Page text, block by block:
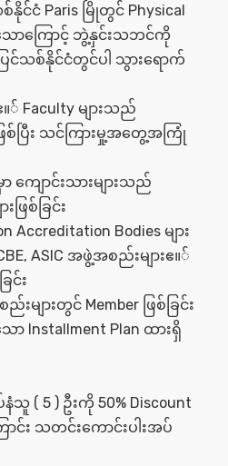
နိုင်ငံ Paris မြိုတွင် Physical
ာကြောင့် ဘွဲ့နှင်းသဘင်ကို
ြင်သစ်နိုင်ငံတွင်ပါ သွားရောက်
။် Faculty များသည်
ဖြစ်ပြီး သင်ကြားမှု့အတွေ့အကြုံ
ာ ကျောင်းသားများသည်
ဖြစ်ခြင်း
Accreditation Bodies များ
ASIC အဖွဲ့အစည်းများဧ။်
င်း
းများတွင် Member ဖြစ်ခြင်း
ာ Installment Plan ထားရှိ
( 5 ) ဦးကို 50% Discount
င်း သတင်းကောင်းပါးအပ်